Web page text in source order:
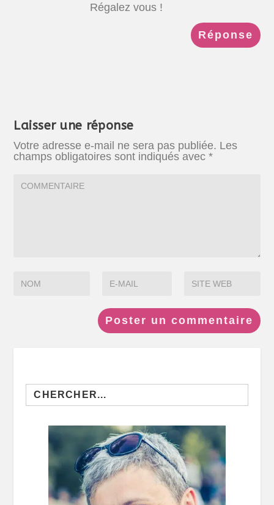
Régalez vous !
Réponse
Laisser une réponse
Votre adresse e-mail ne sera pas publiée. Les
champs obligatoires sont indiqués avec*
Search
for: